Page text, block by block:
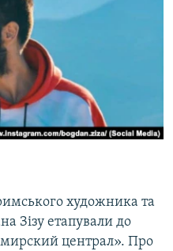
художника та
Зізу етапували до
централ». Про